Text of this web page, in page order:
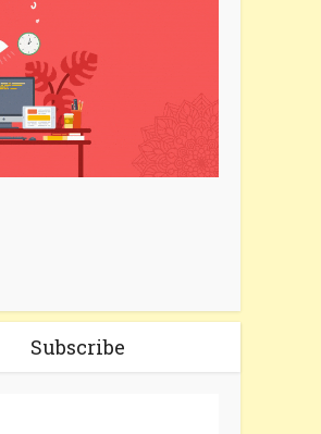
Subscribe